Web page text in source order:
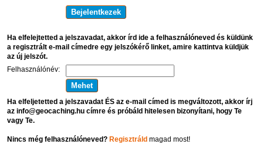
Ha elfelejtetted a jelszavadat, akkor írd ide a felhasználóneved és küldünk
a regisztrált e-mail címedre egy jelszókérő linket, amire kattintva küldjük
az új jelszót.
Felhasználónév:
Ha elfeljetetted a jelszavadat ÉS az e-mail címed is megváltozott, akkor írj
az info@geocaching.hu címre és próbáld hitelesen bizonyítani, hogy Te
vagy Te.
Nincs még felhasználóneved? Regisztráldmagad most!